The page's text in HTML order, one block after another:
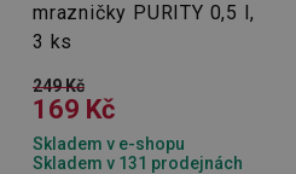
mrazničky PURITY 0,5 l,
3 ks
249 Kč
169 Kč
Skladem v e-shopu
Skladem v 131 prodejnách